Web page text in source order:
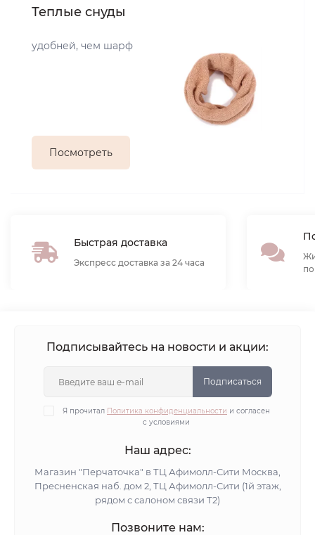
Теплые снуды
удобней, чем шарф
Посмотреть
Быстрая доставка
Экспресс доставка за 24 часа
Подписывайтесь на новости и акции:
Подписаться
Я прочитал Политика конфиденциальности и согласен
с условиями
Наш адрес:
Магазин "Перчаточка" в ТЦ Афимолл-Сити Москва,
Пресненская наб. дом 2, ТЦ Афимолл-Сити (1й этаж,
рядом с салоном связи Т2)
Позвоните нам: